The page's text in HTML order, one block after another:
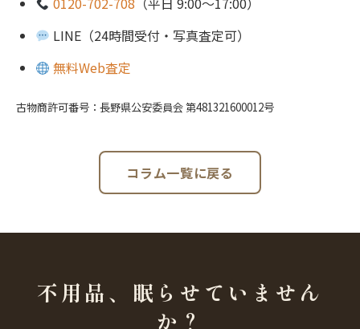
LINE（24時間受付・写真査定可）
無料Web査定
古物商許可番号：長野県公安委員会 第481321600012号
コラム一覧に戻る
不用品、眠らせていません
か？